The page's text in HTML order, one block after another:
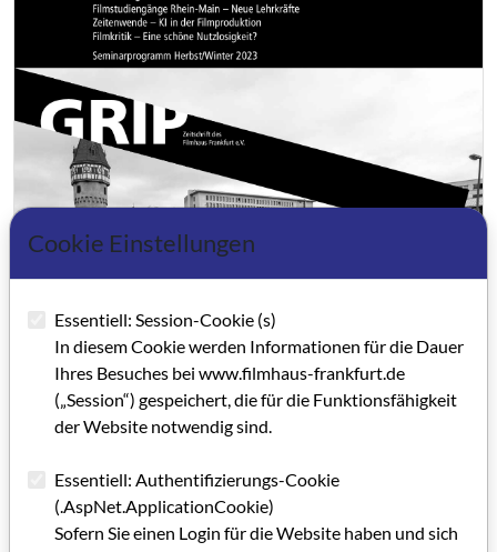
GRIP 67
Cookie Einstellungen
Essentiell: Session-Cookie (s)
In diesem Cookie werden Informationen für die Dauer
Ihres Besuches bei www.filmhaus-frankfurt.de
(„Session“) gespeichert, die für die Funktionsfähigkeit
der Website notwendig sind.
Essentiell: Authentifizierungs-Cookie
(.AspNet.ApplicationCookie)
Sofern Sie einen Login für die Website haben und sich